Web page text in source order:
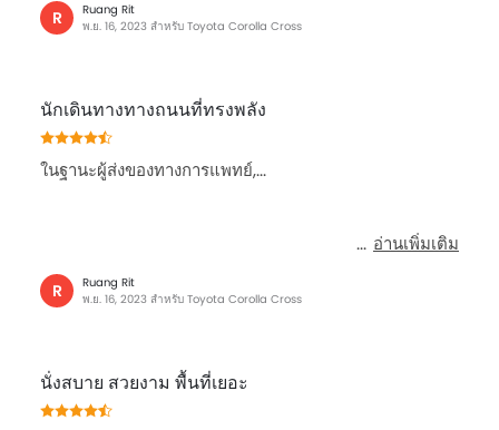
R
Ruang Rit
พ.ย. 16, 2023 สำหรับ Toyota Corolla Cross
นักเดินทางทางถนนที่ทรงพลัง
ในฐานะผู้ส่งของทางการแพทย์,...
อ่านเพิ่มเติม
R
Ruang Rit
พ.ย. 16, 2023 สำหรับ Toyota Corolla Cross
นั่งสบาย สวยงาม พื้นที่เยอะ